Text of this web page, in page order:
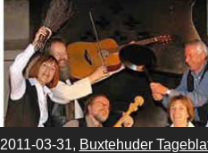
2011-03-31, Buxtehuder